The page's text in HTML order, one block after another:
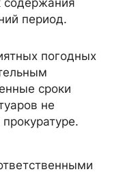
содержания
период.
погодных
сроки
не